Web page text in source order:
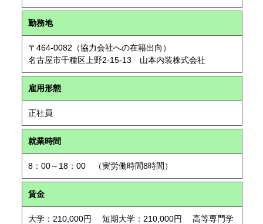
勤務地
〒464-0082（協力会社への在籍出向）
名古屋市千種区上野2-15-13 山本内装株式会社
雇用形態
正社員
就業時間
8：00～18：00 （実労働時間8時間）
賃金
大学：210,000円 短期大学：210,000円 高等専門学